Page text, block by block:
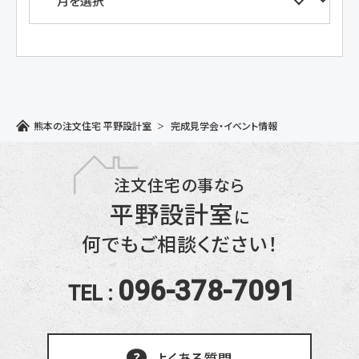
熊本の注文住宅 平野設計室 完成見学会・イベント情報
注文住宅の事なら
平野設計室に
何でもご相談ください！
TEL : 096-378-7091